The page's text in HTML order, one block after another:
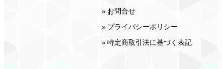
お問合せ
プライバシーポリシー
特定商取引法に基づく表記